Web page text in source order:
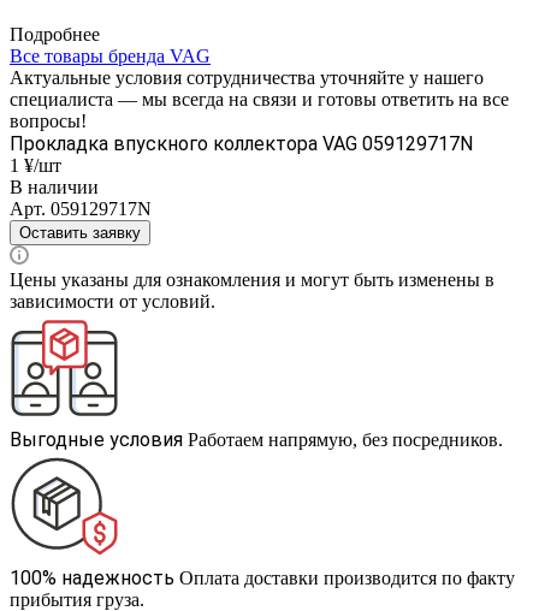
Подробнее
Все товары бренда VAG
Актуальные условия сотрудничества уточняйте у нашего
специалиста — мы всегда на связи и готовы ответить на все
вопросы!
Прокладка впускного коллектора VAG 059129717N
1 ¥/шт
В наличии
Арт. 059129717N
Оставить заявку
Цены указаны для ознакомления и могут быть изменены в
зависимости от условий.
Выгодные условия Работаем напрямую, без посредников.
100% надежность Оплата доставки производится по факту
прибытия груза.